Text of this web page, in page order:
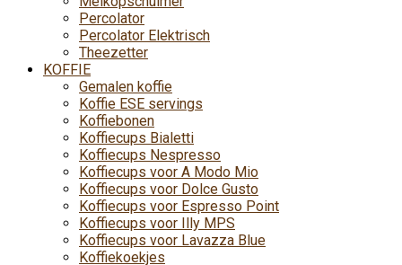
Percolator
Percolator Elektrisch
Theezetter
KOFFIE
Gemalen koffie
Koffie ESE servings
Koffiebonen
Koffiecups Bialetti
Koffiecups Nespresso
Koffiecups voor A Modo Mio
Koffiecups voor Dolce Gusto
Koffiecups voor Espresso Point
Koffiecups voor Illy MPS
Koffiecups voor Lavazza Blue
Koffiekoekjes